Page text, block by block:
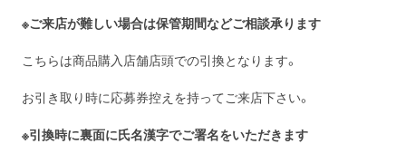
※ご来店が難しい場合は保管期間などご相談承ります
こちらは商品購入店舗店頭での引換となります。
お引き取り時に応募券控えを持ってご来店下さい。
※引換時に裏面に氏名漢字でご署名をいただきます